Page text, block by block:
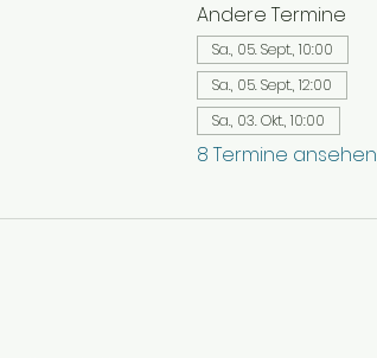
Andere Termine
Sa., 05. Sept., 10:00
Sa., 05. Sept., 12:00
Sa., 03. Okt., 10:00
8 Termine ansehen